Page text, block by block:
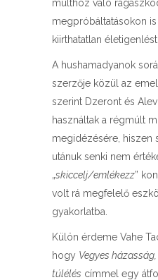
múlthoz való
megpróbáltatásokon
kiirthatatlan életigenlést.
A hushamadyanok
szerzője közül az
szerint Dzeront és
használtak a régmúlt
megidézésére, hiszen
utánuk senki nem
„skiccelj/emlékezz”
volt rá megfelelő
gyakorlatba.
Külön érdeme Vahe
hogy Vegyes
túlélés címmel egy